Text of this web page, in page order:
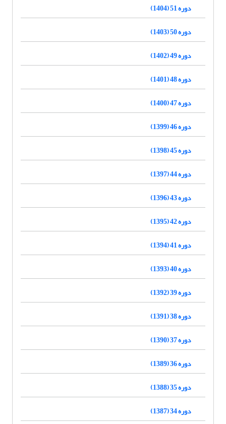
دوره 51 (1404)
دوره 50 (1403)
دوره 49 (1402)
دوره 48 (1401)
دوره 47 (1400)
دوره 46 (1399)
دوره 45 (1398)
دوره 44 (1397)
دوره 43 (1396)
دوره 42 (1395)
دوره 41 (1394)
دوره 40 (1393)
دوره 39 (1392)
دوره 38 (1391)
دوره 37 (1390)
دوره 36 (1389)
دوره 35 (1388)
دوره 34 (1387)